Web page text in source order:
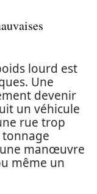
lourd est
Une
devenir
un véhicule
rue trop
manœuvre
même un